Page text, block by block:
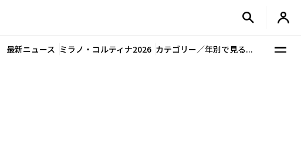
最新ニュース ミラノ・コルティナ2026 カテゴリー／年別で見る...